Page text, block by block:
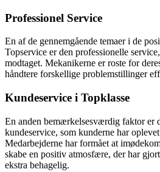
Professionel Service
En af de gennemgående temaer i de
Topservice er den professionelle
modtaget. Mekanikerne er roste for
håndtere forskellige problemstillinger
Kundeservice i Topklasse
En anden bemærkelsesværdig faktor er
kundeservice, som kunderne har
Medarbejderne har formået at
skabe en positiv atmosfære, der har
ekstra behagelig.